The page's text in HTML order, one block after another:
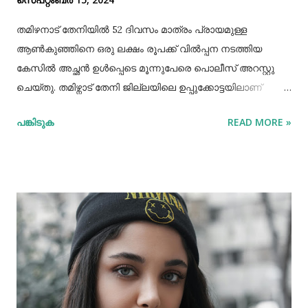
തമിഴനാട് തേനിയില്‍ 52 ദിവസം മാത്രം പ്രായമുള്ള
ആണ്‍കുഞ്ഞിനെ ഒരു ലക്ഷം രൂപക്ക് വില്‍പ്പന നടത്തിയ
കേസില്‍ അച്ഛൻ ഉള്‍പ്പെടെ മൂന്നുപേരെ പൊലീസ് അറസ്റ്റു
ചെയ്തു. തമിഴ്നാട് തേനി ജില്ലയിലെ ഉപ്പുക്കോട്ടയിലാണ്
സ്വദേശികളായ ദമ്ബതികളുമാണ് അറസ്റ്റിലായത്. തേനി
സമയവും മദ്യലഹരിയിലും. തന്‍റെ കുഞ്ഞിനെ ഒരു ലക്ഷം
രൂപക്ക് വില്‍പ്പന നടത്തിയതായി അച്ഛൻ
മദ്യലഹരിയിലിരിക്കെ സമീപവാസികളിലൊരാളോട് പറഞ്ഞു.
ഇതോടെയാണ് വിവരം പുറത്തറിഞ്ഞത്. തുടർന്ന്
അയല്‍വാസി പൊലീസിലും ചൈല്‍ഡ് ലൈനിലും വിവരം
അറിയിക്കുകയായിരുന്നു. പൊലീസെത്തി അച്ഛനെയും
പങ്കിടുക READ MORE »